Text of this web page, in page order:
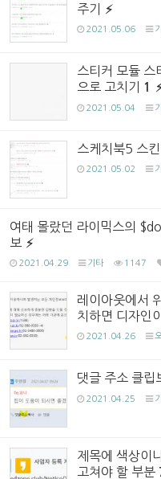
주기
2021.05.06
스티커 모듈
으로 고치기
1
2021.05.04
스케치북5 스
2021.05.02
여태 몰랐던 라이믹스의
보
2021.04.29 기타 1147
레이아웃에서
치하면 디자인
2021.04.26
댓글 주소 클립
2021.04.25
제목에 색상이
고쳐야 할 부분